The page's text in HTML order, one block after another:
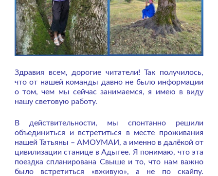
Здравия всем, дорогие читатели! Так получилось,
что от нашей команды давно не было информации
о том, чем мы сейчас занимаемся, я имею в виду
нашу световую работу.
В действительности, мы спонтанно решили
объединиться и встретиться в месте проживания
нашей Татьяны – АМОУМАИ, а именно в далёкой от
цивилизации станице в Адыгее. Я понимаю, что эта
поездка спланирована Свыше и то, что нам важно
было встретиться «вживую», а не по скайпу.